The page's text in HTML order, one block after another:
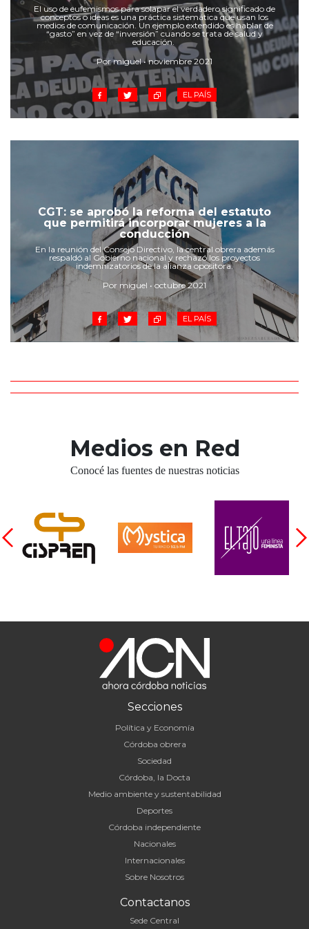
Cruz del Eje
Corredor de Ansenuza
La Carlota y zona
Laboulaye y sur
Bell Ville
Río Tercero
Despeñaderos
El uso de eufemismos para solapar el verdadero significado de
conceptos o ideas es una práctica sistemática que usan los
medios de comunicación. Un ejemplo extendido es hablar de
“gasto” en vez de “inversión” cuando se trata de salud y
educación.
Por miguel • noviembre 2021
EL PAÍS
CGT: se aprobó la reforma del estatuto
que permitirá incorporar mujeres a la
conducción
En la reunión del Consejo Directivo, la central obrera además
respaldó al Gobierno nacional y rechazó los proyectos
indemnizatorios de la alianza opositora.
Por miguel • octubre 2021
EL PAÍS
Medios en Red
Conocé las fuentes de nuestras noticias
Secciones
Política y Economía
Córdoba obrera
Sociedad
Córdoba, la Docta
Medio ambiente y sustentabilidad
Deportes
Córdoba independiente
Nacionales
Internacionales
Sobre Nosotros
Contactanos
Sede Central